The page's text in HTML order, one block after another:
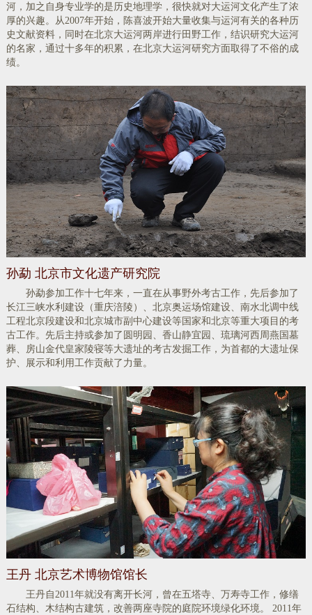
河，加之自身专业学的是历史地理学，很快就对大运河文化产生了浓
厚的兴趣。从2007年开始，陈喜波开始大量收集与运河有关的各种历
史文献资料，同时在北京大运河两岸进行田野工作，结识研究大运河
的名家，通过十多年的积累，在北京大运河研究方面取得了不俗的成
绩。
​孙勐 北京市文化遗产研究院
孙勐参加工作十七年来，一直在从事野外考古工作，先后参加了
长江三峡水利建设（重庆涪陵）、北京奥运场馆建设、南水北调中线
工程北京段建设和北京城市副中心建设等国家和北京等重大项目的考
古工作。先后主持或参加了圆明园、香山静宜园、琉璃河西周燕国墓
葬、房山金代皇家陵寝等大遗址的考古发掘工作，为首都的大遗址保
护、展示和利用工作贡献了力量。
​王丹 北京艺术博物馆馆长
王丹自2011年就没有离开长河，曾在五塔寺、万寿寺工作，修缮
石结构、木结构古建筑，改善两座寺院的庭院环境绿化环境。 2011年